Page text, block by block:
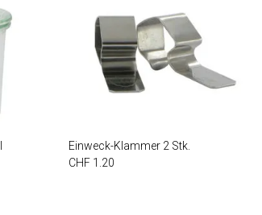
Einweck-Klammer 2 Stk.
CHF 1.20